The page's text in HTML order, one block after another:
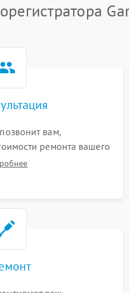
вам,
ремонта вашего
ответит на все ваши